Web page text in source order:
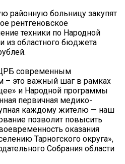
районную больницу закупят
рентгеновское
техники по Народной
из областного бюджета
современным
– это важный шаг в рамках
и Народной программы
первичная медико-
каждому жителю — наш
позволит повысить
оказания
Тарногского округа»,
Собрания области